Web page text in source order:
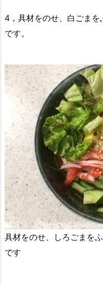
4，具材をのせ、白ごま
です。
具材をのせ、しろごまを
です